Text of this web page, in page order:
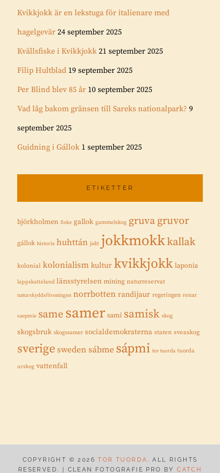
Kvikkjokk är en lekstuga för italienare med
hagelgevär 24 september 2025
Kvällsfiske i Kvikkjokk 21 september 2025
Filip Hultblad 19 september 2025
Per Blind blev 85 år 10 september 2025
Vad låg bakom gränsen till Sareks nationalpark? 9
september 2025
Guidning i Gállok 1 september 2025
ETIKETTER
björkholmen fiske gallok gammelskog gruvagruvor
gállok historia huhttán jakt jokkmokkkallak
kolonial kolonialism kultur kvikkjokk laponia
lappskatteland länsstyrelsen mining naturreservat
naturskyddsföreningen norrbotten randijaur regeringen renar
saepmie same samer sami samisk skog
skogsbruk skogssamer socialdemokraterna staten sveaskog
sverige sweden sábme sápmi tor tuorda tuorda
urskog vattenfall
COPYRIGHT © 2026TOR TUORDA . ALL RIGHTS
RESERVED. | CLEAN FOTOGRAFIE PRO BYCATCH